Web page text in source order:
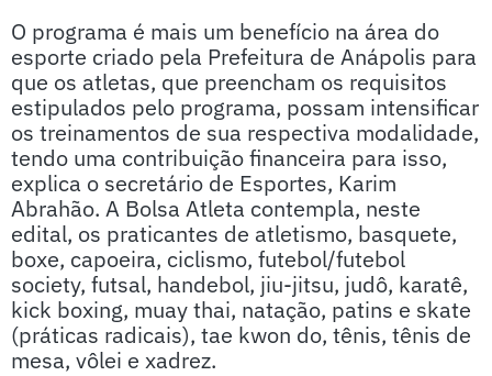
O programa é mais um benefício na área do
esporte criado pela Prefeitura de Anápolis para
que os atletas, que preencham os requisitos
estipulados pelo programa, possam intensificar
os treinamentos de sua respectiva modalidade,
tendo uma contribuição financeira para isso,
explica o secretário de Esportes, Karim
Abrahão. A Bolsa Atleta contempla, neste
edital, os praticantes de atletismo, basquete,
boxe, capoeira, ciclismo, futebol/futebol
society, futsal, handebol, jiu-jitsu, judô, karatê,
kick boxing, muay thai, natação, patins e skate
(práticas radicais), tae kwon do, tênis, tênis de
mesa, vôlei e xadrez.